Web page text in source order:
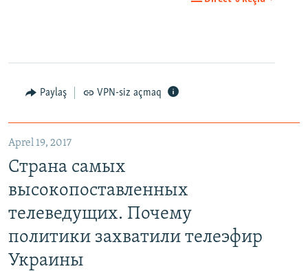
Paylaş VPN-siz açmaq
Aprel 19, 2017
Страна самых
высокопоставленных
телеведущих. Почему
политики захватили телеэфир
Украины